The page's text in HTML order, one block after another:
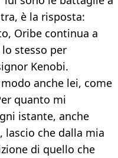
è la risposta:
Oribe continua a
lo stesso per
Kenobi.
anche lei, come
quanto mi
istante, anche
lascio che dalla mia
di quello che